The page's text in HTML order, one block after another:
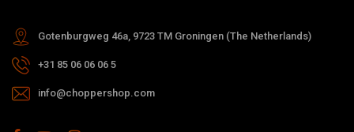
Gotenburgweg 46a, 9723 TM Groningen (The Netherlands)
+31 85 06 06 06 5
info@choppershop.com